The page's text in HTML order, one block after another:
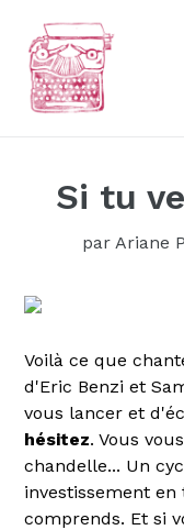
contenu
Si tu
par Ariane
Voilà ce que
d'Eric Benzi et
vous lancer et
hésitez. Vous
chandelle... Un
investissement
comprends. Et si